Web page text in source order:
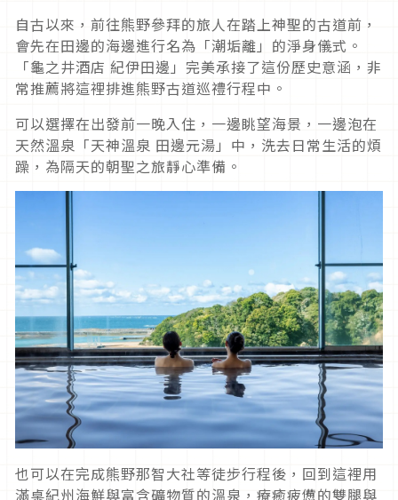
自古以來，前往熊野參拜的旅人在踏上神聖的古道前，
會先在田邊的海邊進行名為「潮垢離」的淨身儀式。
「龜之井酒店 紀伊田邊」完美承接了這份歷史意涵，非
常推薦將這裡排進熊野古道巡禮行程中。
可以選擇在出發前一晚入住，一邊眺望海景，一邊泡在
天然溫泉「天神溫泉 田邊元湯」中，洗去日常生活的煩
躁，為隔天的朝聖之旅靜心準備。
也可以在完成熊野那智大社等徒步行程後，回到這裡用
滿桌紀州海鮮與富含礦物質的溫泉，療癒疲憊的雙腿與